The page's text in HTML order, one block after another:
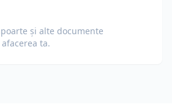
și alte documente
ta.